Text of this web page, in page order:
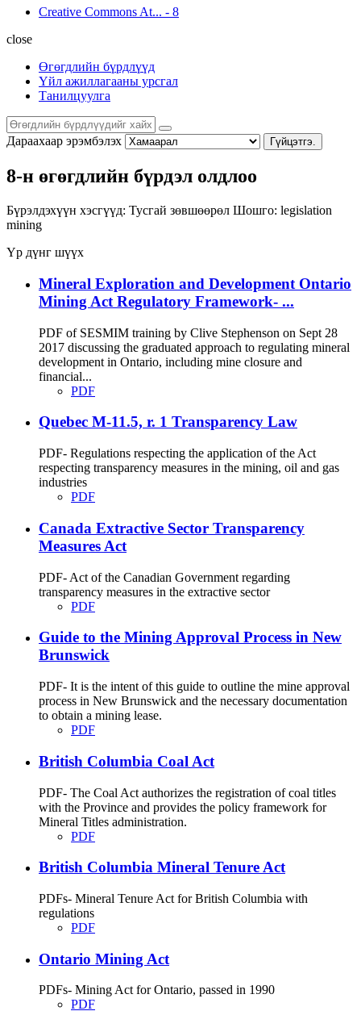
Creative Commons At... - 8
close
Өгөгдлийн бүрдлүүд
Үйл ажиллагааны урсгал
Танилцуулга
Дараахаар эрэмбэлэх Гүйцэтгэ.
8-н өгөгдлийн бүрдэл олдлоо
Бүрэлдэхүүн хэсгүүд: Тусгай зөвшөөрөл Шошго: legislation
mining
Үр дүнг шүүх
Mineral Exploration and Development Ontario
Mining Act Regulatory Framework- ...
PDF of SESMIM training by Clive Stephenson on Sept 28
2017 discussing the graduated approach to regulating mineral
development in Ontario, including mine closure and
financial...
PDF
Quebec M-11.5, r. 1 Transparency Law
PDF- Regulations respecting the application of the Act
respecting transparency measures in the mining, oil and gas
industries
PDF
Canada Extractive Sector Transparency
Measures Act
PDF- Act of the Canadian Government regarding
transparency measures in the extractive sector
PDF
Guide to the Mining Approval Process in New
Brunswick
PDF- It is the intent of this guide to outline the mine approval
process in New Brunswick and the necessary documentation
to obtain a mining lease.
PDF
British Columbia Coal Act
PDF- The Coal Act authorizes the registration of coal titles
with the Province and provides the policy framework for
Mineral Titles administration.
PDF
British Columbia Mineral Tenure Act
PDFs- Mineral Tenure Act for British Columbia with
regulations
PDF
Ontario Mining Act
PDFs- Mining Act for Ontario, passed in 1990
PDF